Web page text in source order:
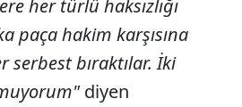
her türlü haksızlığı
paça hakim karşısına
serbest bıraktılar. İki
diyen